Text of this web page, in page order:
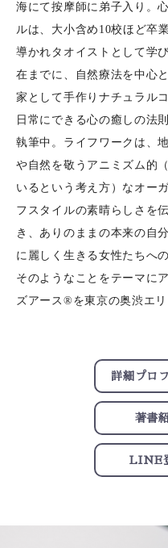
海にて按摩師に弟子入り。
ルは、大小含め10校ほど卒
導かれタオイストとして学
在までに、自然療法を中心
家として手作りナチュラル
日常にできる心の癒しの法
執筆中。ライフワークは、
や自然を敬うアニミズム的
いるという考え方）なオー
フスタイルの素晴らしさを
き、ありのままの本来の自
に麗しく生きる女性たちへ
そのようなことをテーマに
ズアース®︎を東京の奥渋エリ
詳細プロ
著書
LINE